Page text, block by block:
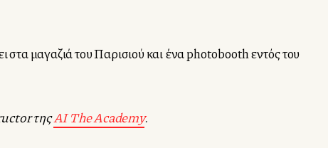
μαγαζιά του Παρισιού και ένα photobooth εντός του
τηςAI The Academy.